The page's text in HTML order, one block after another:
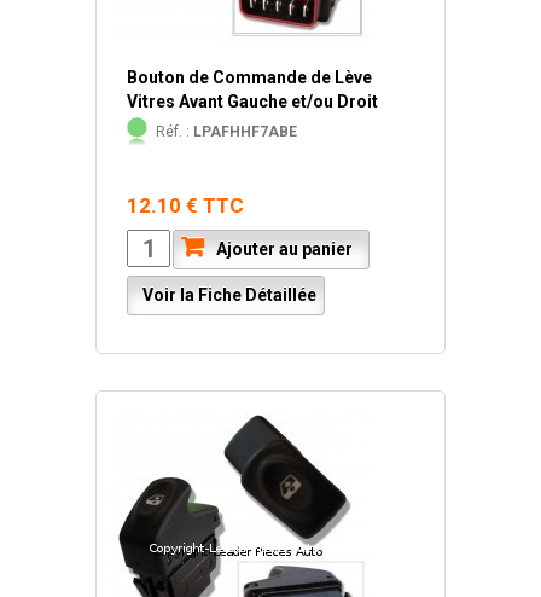
Bouton de Commande de Lève
Vitres Avant Gauche et/ou Droit
Réf. : LPAFHHF7ABE
12.10 € TTC
Ajouter au panier
Voir la Fiche Détaillée